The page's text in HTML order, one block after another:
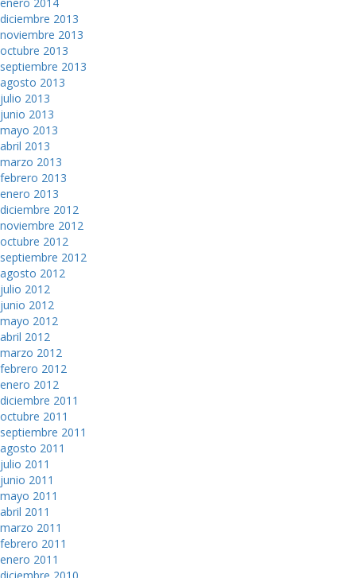
diciembre 2013
noviembre 2013
octubre 2013
septiembre 2013
agosto 2013
julio 2013
junio 2013
mayo 2013
abril 2013
marzo 2013
febrero 2013
enero 2013
diciembre 2012
noviembre 2012
octubre 2012
septiembre 2012
agosto 2012
julio 2012
junio 2012
mayo 2012
abril 2012
marzo 2012
febrero 2012
enero 2012
diciembre 2011
octubre 2011
septiembre 2011
agosto 2011
julio 2011
junio 2011
mayo 2011
abril 2011
marzo 2011
febrero 2011
enero 2011